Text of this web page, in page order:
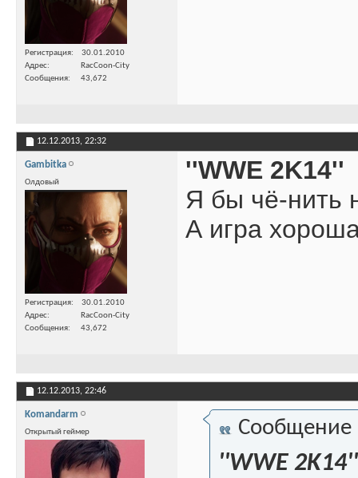
Регистрация
30.01.2010
Адрес
RacCoon-City
Сообщения
43,672
12.12.2013, 22:32
Gambitka
Олдовый
Регистрация
30.01.2010
Адрес
RacCoon-City
Сообщения
43,672
''WWE 2K14''
Я бы чё-нить
А игра
12.12.2013, 22:46
Komandarm
Открытый геймер Сообщение
''WWE 2K14''